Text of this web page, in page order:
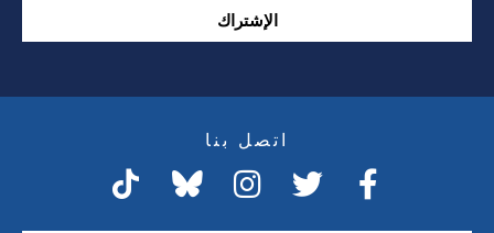
الإشتراك
اتصل بنا